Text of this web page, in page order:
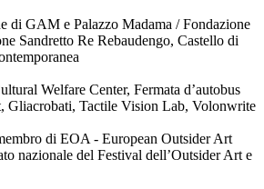
di GAM e Palazzo Madama / Fondazione
Sandretto Re Rebaudengo, Castello di
Welfare Center, Fermata d’autobus
Gliacrobati, Tactile Vision Lab, Volonwrite
di EOA - European Outsider Art
nazionale del Festival dell’Outsider Art e